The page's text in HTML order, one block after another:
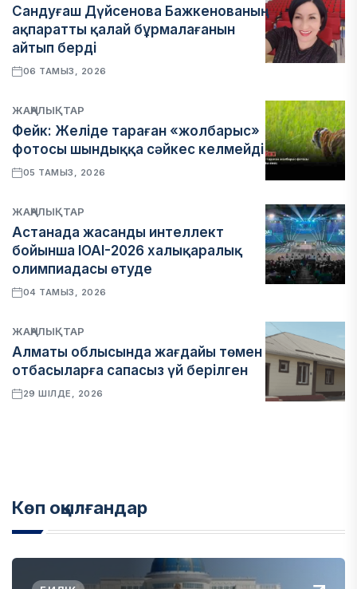
Сандуғаш Дүйсенова Бажкенованың
ақпаратты қалай бұрмалағанын
айтып берді
06 ТАМЫЗ, 2026
ЖАҢАЛЫҚТАР
Фейк: Желіде тараған «жолбарыс»
фотосы шындыққа сәйкес келмейді
05 ТАМЫЗ, 2026
ЖАҢАЛЫҚТАР
Астанада жасанды интеллект
бойынша IOAI-2026 халықаралық
олимпиадасы өтуде
04 ТАМЫЗ, 2026
ЖАҢАЛЫҚТАР
Алматы облысында жағдайы төмен
отбасыларға сапасыз үй берілген
29 ШІЛДЕ, 2026
Көп оқылғандар